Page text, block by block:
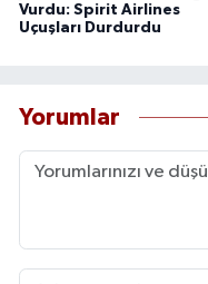
Vurdu: Spirit Airlines
Uçuşları Durdurdu
Yorumlar